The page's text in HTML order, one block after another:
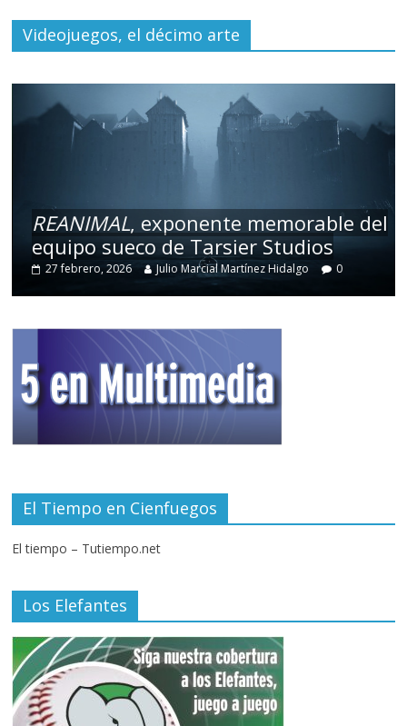
Videojuegos, el décimo arte
REANIMAL, exponente memorable del
equipo sueco de Tarsier Studios
27 febrero, 2026 Julio Marcial Martínez Hidalgo 0
El Tiempo en Cienfuegos
El tiempo – Tutiempo.net
Los Elefantes